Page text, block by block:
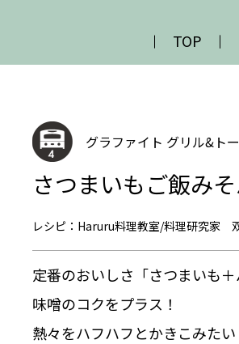
TOP
グラファイト グリル&ト
さつまいもご飯み
レシピ：Haruru料理教室/料理研究家
定番のおいしさ「さつまいも
味噌のコクをプラス！
熱々をハフハフとかきこみたい